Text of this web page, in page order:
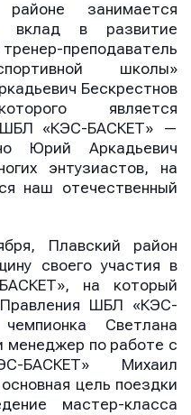
занимается
вклад в развитие
преподаватель
школы»
Бескрестнов
является
ШБЛ «КЭС-БАСКЕТ» —
Юрий Аркадьевич
энтузиастов, на
наш отечественный
Плавский район
своего участия в
на который
ШБЛ «КЭС-
Светлана
менеджер по работе с
БАСКЕТ» Михаил
цель поездки
мастер-класса